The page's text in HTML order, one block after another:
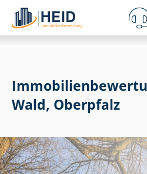
Wald, Oberpfalz